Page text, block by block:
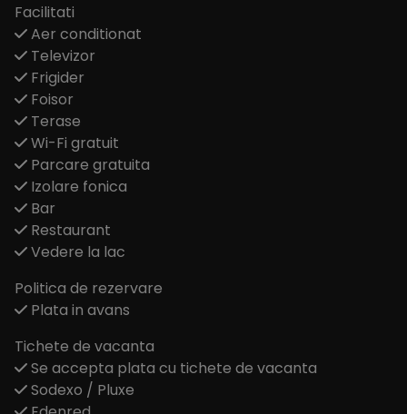
Facilitati
Aer conditionat
Televizor
Frigider
Foisor
Terase
Wi-Fi gratuit
Parcare gratuita
Izolare fonica
Bar
Restaurant
Vedere la lac
Politica de rezervare
Plata in avans
Tichete de vacanta
Se accepta plata cu tichete de vacanta
Sodexo / Pluxe